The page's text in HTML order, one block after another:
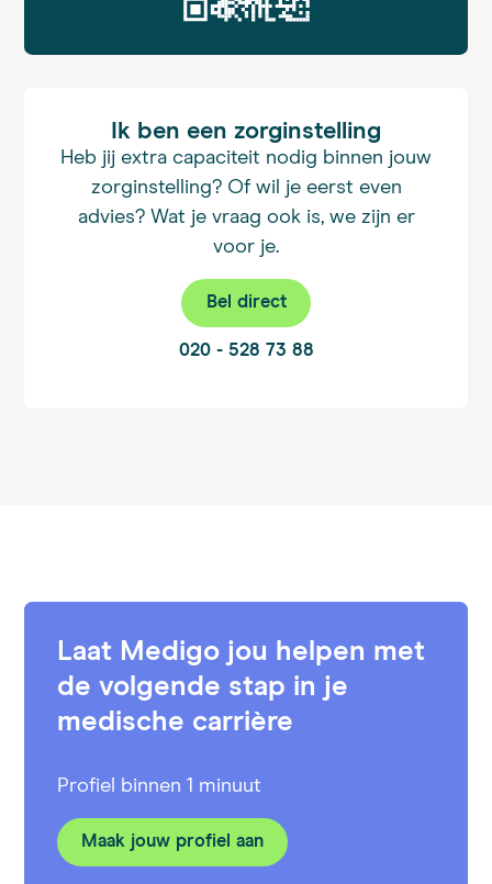
Ik ben een zorginstelling
Heb jij extra capaciteit nodig binnen jouw
zorginstelling? Of wil je eerst even
advies? Wat je vraag ook is, we zijn er
voor je.
Bel direct
020 - 528 73 88
Laat Medigo jou helpen met
de volgende stap in je
medische carrière
Profiel binnen 1 minuut
Maak jouw profiel aan